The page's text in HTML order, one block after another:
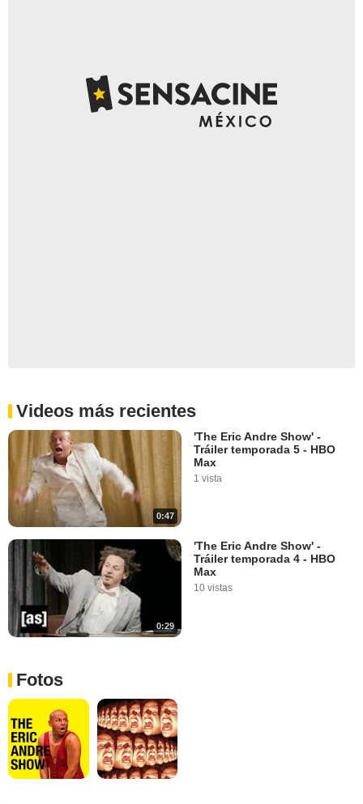
Videos más recientes
0:47
'The Eric Andre Show' -
Tráiler temporada 5 - HBO
Max
1 vista
0:29
'The Eric Andre Show' -
Tráiler temporada 4 - HBO
Max
10 vistas
Fotos